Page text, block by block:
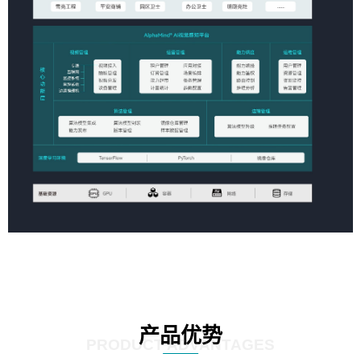
产品优势
PRODUCT ADVANTAGES